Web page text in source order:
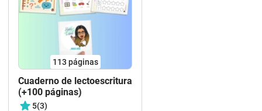
113 páginas
Cuaderno de lectoescritura
(+100 páginas)
5(3)